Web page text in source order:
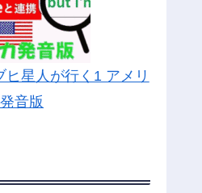
ヒ星人が行く1 アメリ
音版